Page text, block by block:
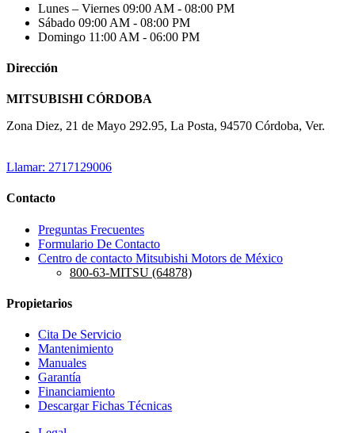
Lunes – Viernes 09:00 AM - 08:00 PM
Sábado 09:00 AM - 08:00 PM
Domingo 11:00 AM - 06:00 PM
Dirección
MITSUBISHI CÓRDOBA
Zona Diez, 21 de Mayo 292.95, La Posta, 94570 Córdoba, Ver.
Llamar: 2717129006
Contacto
Preguntas Frecuentes
Formulario De Contacto
Centro de contacto Mitsubishi Motors de México
800-63-MITSU (64878)
Propietarios
Cita De Servicio
Mantenimiento
Manuales
Garantía
Financiamiento
Descargar Fichas Técnicas